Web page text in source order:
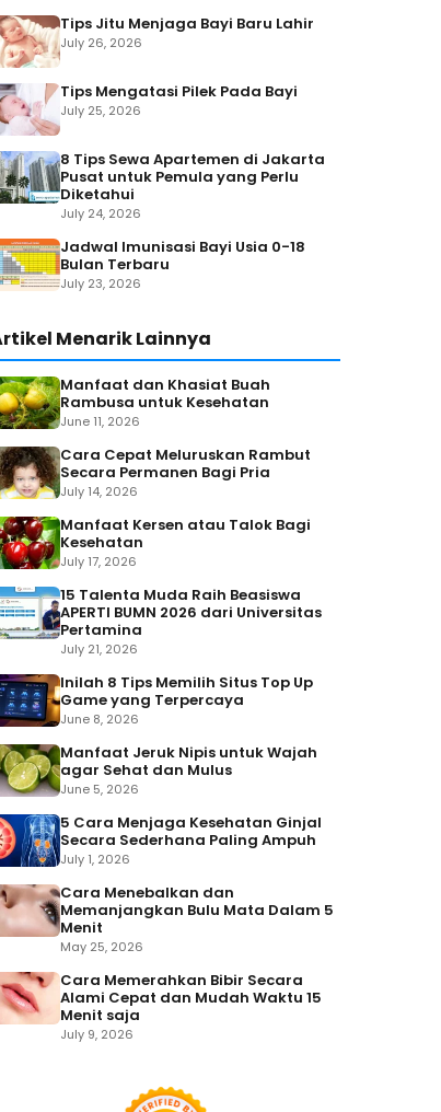
Tips Jitu Menjaga Bayi Baru Lahir
July 26, 2026
Tips Mengatasi Pilek Pada Bayi
July 25, 2026
8 Tips Sewa Apartemen di Jakarta
Pusat untuk Pemula yang Perlu
Diketahui
July 24, 2026
Jadwal Imunisasi Bayi Usia 0-18
Bulan Terbaru
July 23, 2026
Menarik Lainnya
Manfaat dan Khasiat Buah
Rambusa untuk Kesehatan
June 11, 2026
Cara Cepat Meluruskan Rambut
Secara Permanen Bagi Pria
July 14, 2026
Manfaat Kersen atau Talok Bagi
Kesehatan
July 17, 2026
15 Talenta Muda Raih Beasiswa
APERTI BUMN 2026 dari Universitas
Pertamina
July 21, 2026
Inilah 8 Tips Memilih Situs Top Up
Game yang Terpercaya
June 8, 2026
Manfaat Jeruk Nipis untuk Wajah
agar Sehat dan Mulus
June 5, 2026
5 Cara Menjaga Kesehatan Ginjal
Secara Sederhana Paling Ampuh
July 1, 2026
Cara Menebalkan dan
Memanjangkan Bulu Mata Dalam 5
Menit
May 25, 2026
Cara Memerahkan Bibir Secara
Alami Cepat dan Mudah Waktu 15
Menit saja
July 9, 2026